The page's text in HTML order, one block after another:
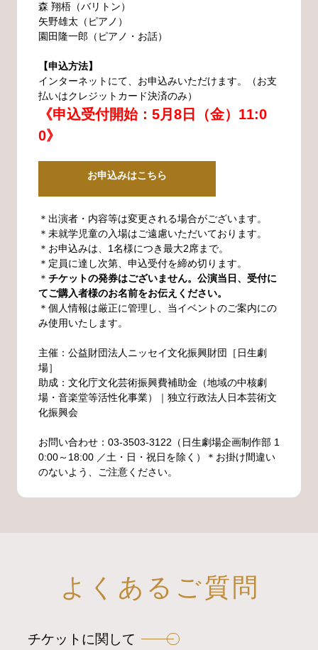
森 翔梧（バリトン）
矢野雄太（ピアノ）
園田隆一郎（ピアノ・お話）
【申込方法】
インターネットにて、お申込みいただけます。（お支
払いはクレジットカード決済のみ）
《申込受付開始：5月8日（金）11:0
0》
お申込みはこちら
＊出演者・内容等は変更される場合がございます。
＊未就学児童の入場はご遠慮いただいております。
＊お申込みは、1名様につき最大2席まで。
＊定員に達し次第、申込受付を締め切ります。
＊ チケットの発券はございません。公演当日、受付に
てご購入者様のお名前をお伝えください。
＊個人情報は厳正に管理し、当イベントのご案内にの
み使用いたします。
主催：公益財団法人ニッセイ文化振興財団［日生劇
場］
助成：文化庁文化芸術振興費補助金（地域の中核劇
場・音楽堂等活性化事業）｜独立行政法人日本芸術文
化振興会
お問い合わせ：03-3503-3122（日生劇場企画制作部 1
0:00～18:00 ／土・日・祝日を除く）＊お掛け間違い
のないよう、ご注意ください。
よくあるご質問
チケットに関して